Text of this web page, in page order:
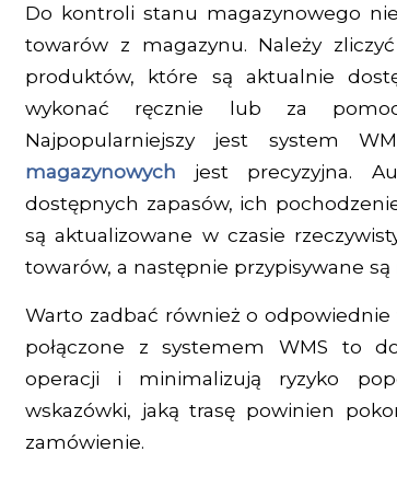
Do kontroli stanu magazynowego
towarów z magazynu. Należy
produktów, które są aktualnie
wykonać ręcznie lub za
Najpopularniejszy jest system
magazynowych jest precyzyjna.
dostępnych zapasów, ich
są aktualizowane w czasie
towarów, a następnie przypisywane
Warto zadbać również o odpowiednie
połączone z systemem WMS to
operacji i minimalizują ryzyko
wskazówki, jaką trasę powinien
zamówienie.